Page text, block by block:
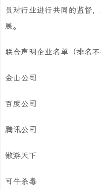
员对行业进行共同的监督
展。
联合声明企业名单（排名不
金山公司
百度公司
腾讯公司
傲游天下
可牛杀毒